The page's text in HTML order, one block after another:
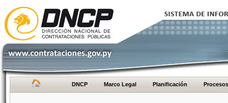
DNCP Marco Legal Planificación Procesos